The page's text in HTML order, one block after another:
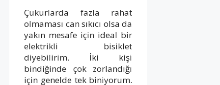
Çukurlarda fazla rahat
olmaması can sıkıcı olsa da
yakın mesafe için ideal bir
elektrikli bisiklet
diyebilirim. İki kişi
bindiğinde çok zorlandığı
için genelde tek biniyorum.